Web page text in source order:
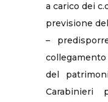
a carico dei
previsione
–
del
Carabinieri